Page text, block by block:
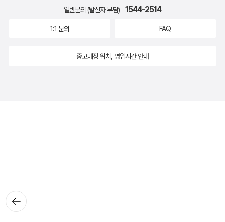
뒤로가
기
일반문의 (발신자 부담) 1544-2514
1:1 문의 FAQ
중고매장 위치, 영업시간 안내